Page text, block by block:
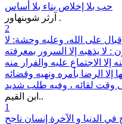
حب بلا إخلاص بناء بلا أساس
آرثر شوبنهاور .
2
على الله، وعليه وحشة: لا
: لا يذهبه إلا السرور بمعرفته
الاجتماع عليه والفرار منه
إلا الرضا بأمره ونهيه وقضائه
وقت لقائه ، وفيه طلب شديد
ابن القيم..
1
الدنيا و الآخرة إنسان ناجح